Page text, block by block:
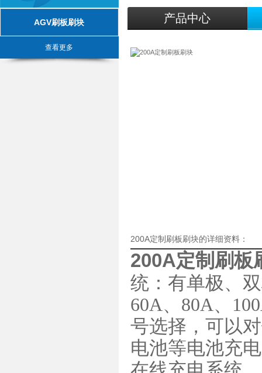
AGV刷板刷块
查看更多
产品中心
200A定制刷板刷块的详细资料：
200A定制刷板
统：有单极、
60A、80A、
号选择，可以
电池等电池充